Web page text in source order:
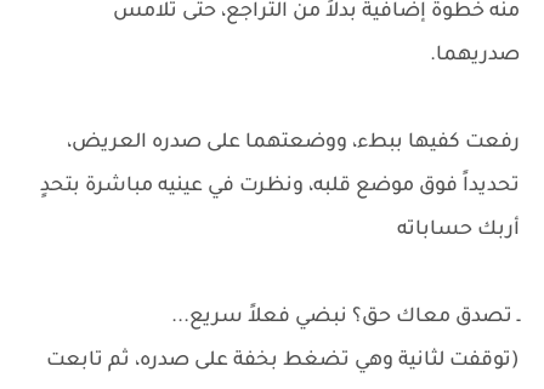
منه خطوة إضافية بدلاً من التراجع، حتى تلامس
صدريهما.
رفعت كفيها ببطء، ووضعتهما على صدره العريض،
تحديداً فوق موضع قلبه، ونظرت في عينيه مباشرة بتحدٍ
أربك حساباته
ـ تصدق معاك حق؟ نبضي فعلاً سريع...
(توقفت لثانية وهي تضغط بخفة على صدره، ثم تابعت